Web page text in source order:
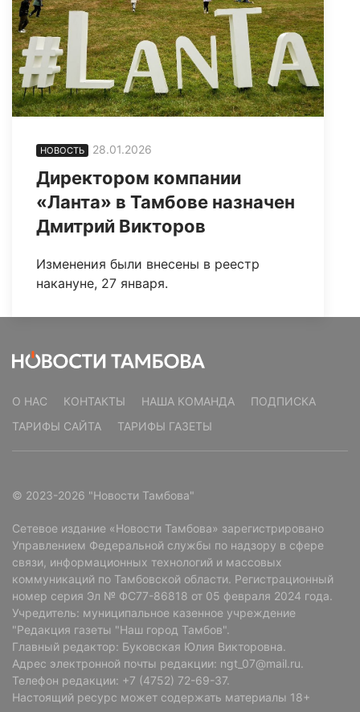
НОВОСТЬ 28.01.2026
Директором компании
«Ланта» в Тамбове назначен
Дмитрий Викторов
Изменения были внесены в реестр
накануне, 27 января.
О НАС КОНТАКТЫ НАША КОМАНДА
ПОДПИСКА
ТАРИФЫ САЙТА
ТАРИФЫ ГАЗЕТЫ
© 2023-2026 "Новости Тамбова"
Сетевое издание «Новости Тамбова» зарегистрировано
Управлением Федеральной службы по надзору в сфере
связи, информационных технологий и массовых
коммуникаций по Тамбовской области. Регистрационный
номер серия Эл № ФС77-86818 от 05 февраля 2024 года.
Учредитель: муниципальное казенное учреждение
"Редакция газеты "Наш город Тамбов".
Главный редактор: Буковская Юлия Викторовна.
Адрес электронной почты редакции: ngt_07@mail.ru.
Телефон редакции: +7 (4752) 72-69-37.
Настоящий ресурс может содержать материалы 18+